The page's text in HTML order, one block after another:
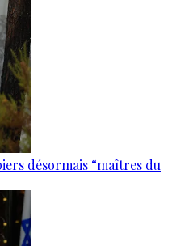
désormais “maîtres du